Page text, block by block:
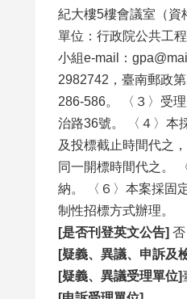
紀大樓5樓會議室（資
單位：行政院公共工
小組e-mail：
2982742，臺南郵政
286-586。 〈３〉受
治路36號。 〈４〉本
及投標截止時間代之
同一開標時間代之。
納。 〈６〉本案採固
制性招標方式辦理。
[是否刊登英文公告] 否
[疑義、異議、申訴及
[疑義、異議受理單位]